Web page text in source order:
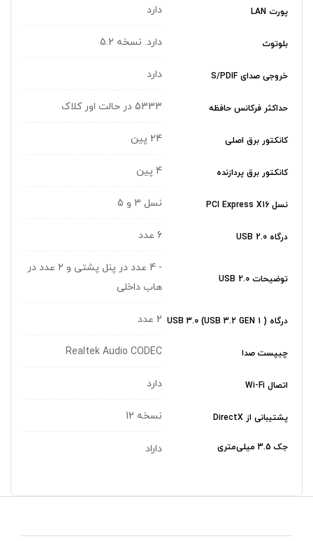
پورت LAN دارد
بلوتوث دارد. نسخه 5.2
خروجی صدای S/PDIF دارد
حداکثر فرکانس حافظه 5333 در حالت اور کلاک
کانکتور برق اصلی 24 پین
کانکتور برق پردازنده 4 پین
نسل PCI Express X16 نسل 3 و 5
درگاه USB 2.0 6 عدد
توضیحات USB 2.0
- 4 عدد در پنل پشتی و 2 عدد در
هاب داخلی
درگاه USB 3.0 (USB 3.2 GEN 1 ) 2 عدد
چیپست صدا Realtek Audio CODEC
اتصال Wi-Fi دارد
پشتیبانی از DirectX نسخه 12
جک 3.5 میلی‌متری داراد